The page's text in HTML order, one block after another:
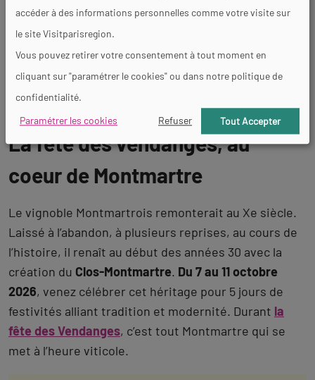
La fête des vendanges, au
coeur de Montmartre
Le vignoble Montmartrois remonterait au Xe siècle.
Laissé à l’abandon, à plusieurs reprises, au cours de
l’histoire, il renaît au début des années 30 avec la
création du Clos-Montmartre. Du 7 au 11 octobre
2026, venez célébrer cet héritage pour 5 jours de
festivités alliant tradition et modernité. Durant la
fête des Vendanges, c’est tout Montmartre qui se
met à l’heure viticole.
accéder à des informations personnelles comme votre visite sur
le site Visitparisregion.
Vous pouvez retirer votre consentement à tout moment en
cliquant sur "paramétrer le cookies" ou dans notre politique de
confidentialité.
Paramétrer les cookies
Refuser Tout Accepter